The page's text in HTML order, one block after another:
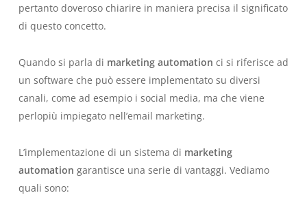
pertanto doveroso chiarire in maniera precisa il significato
di questo concetto.
Quando si parla di marketing automation ci si riferisce ad
un software che può essere implementato su diversi
canali, come ad esempio i social media, ma che viene
perlopiù impiegato nell’email marketing.
L’implementazione di un sistema di marketing
automation garantisce una serie di vantaggi. Vediamo
quali sono: